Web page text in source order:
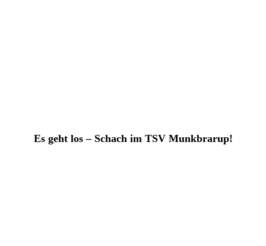
Es geht los – Schach im TSV Munkbrarup!